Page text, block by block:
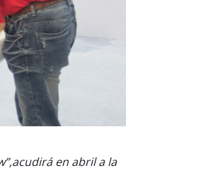
en abril a la